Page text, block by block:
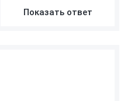
Показать ответ